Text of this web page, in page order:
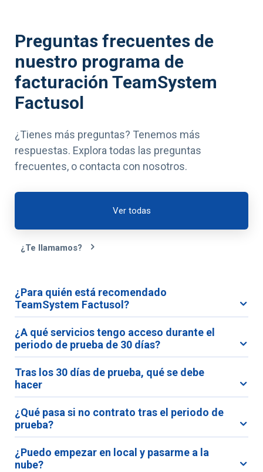
Preguntas frecuentes de
nuestro programa de
facturación TeamSystem
Factusol
¿Tienes más preguntas? Tenemos más
respuestas. Explora todas las preguntas
frecuentes, o contacta con nosotros.
Ver todas
¿Te llamamos?
¿Para quién está recomendado
TeamSystem Factusol?
¿A qué servicios tengo acceso durante el
periodo de prueba de 30 días?
Tras los 30 días de prueba, qué se debe
hacer
¿Qué pasa si no contrato tras el periodo de
prueba?
¿Puedo empezar en local y pasarme a la
nube?